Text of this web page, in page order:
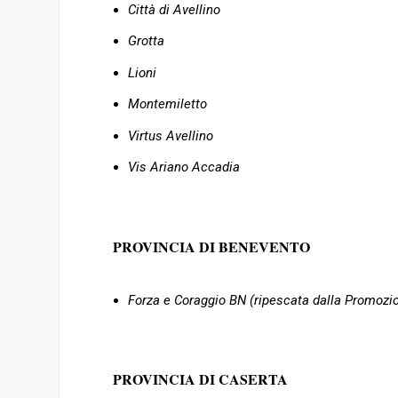
Città di Avellino
Grotta
Lioni
Montemiletto
Virtus Avellino
Vis Ariano Accadia
PROVINCIA DI BENEVENTO
Forza e Coraggio BN (ripescata dalla
PROVINCIA DI CASERTA